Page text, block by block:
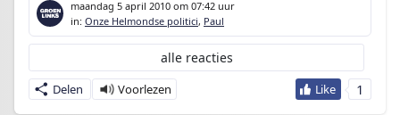
maandag 5 april 2010 om 07:42 uur
in: Onze Helmondse politici, Paul
1
Delen
alle reacties